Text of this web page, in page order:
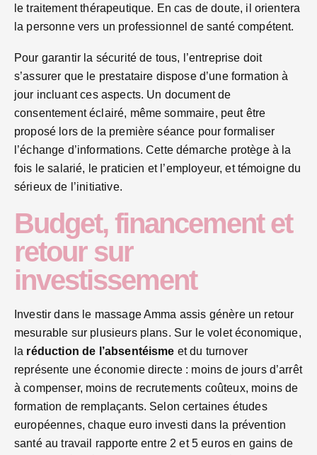
le traitement thérapeutique. En cas de doute, il orientera
la personne vers un professionnel de santé compétent.
Pour garantir la sécurité de tous, l’entreprise doit
s’assurer que le prestataire dispose d’une formation à
jour incluant ces aspects. Un document de
consentement éclairé, même sommaire, peut être
proposé lors de la première séance pour formaliser
l’échange d’informations. Cette démarche protège à la
fois le salarié, le praticien et l’employeur, et témoigne du
sérieux de l’initiative.
Budget, financement et
retour sur
investissement
Investir dans le massage Amma assis génère un retour
mesurable sur plusieurs plans. Sur le volet économique,
la réduction de l’absentéisme et du turnover
représente une économie directe : moins de jours d’arrêt
à compenser, moins de recrutements coûteux, moins de
formation de remplaçants. Selon certaines études
européennes, chaque euro investi dans la prévention
santé au travail rapporte entre 2 et 5 euros en gains de